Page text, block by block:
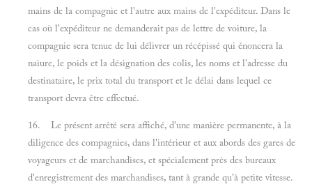
mains de la compagnie et l'autre aux mains de l'expéditeur. Dans le
cas où l'expéditeur ne demanderait pas de lettre de voiture, la
compagnie sera tenue de lui délivrer un récépissé qui énoncera la
naiure, le poids et la désignation des colis, les noms et l'adresse du
destinataire, le prix total du transport et le délai dans lequel ce
transport devra être effectué.
16. Le présent arrêté sera affiché, d'une manière permanente, à la
diligence des compagnies, dans l'intérieur et aux abords des gares de
voyageurs et de marchandises, et spécialement près des bureaux
d'enregistrement des marchandises, tant à grande qu'à petite vitesse.